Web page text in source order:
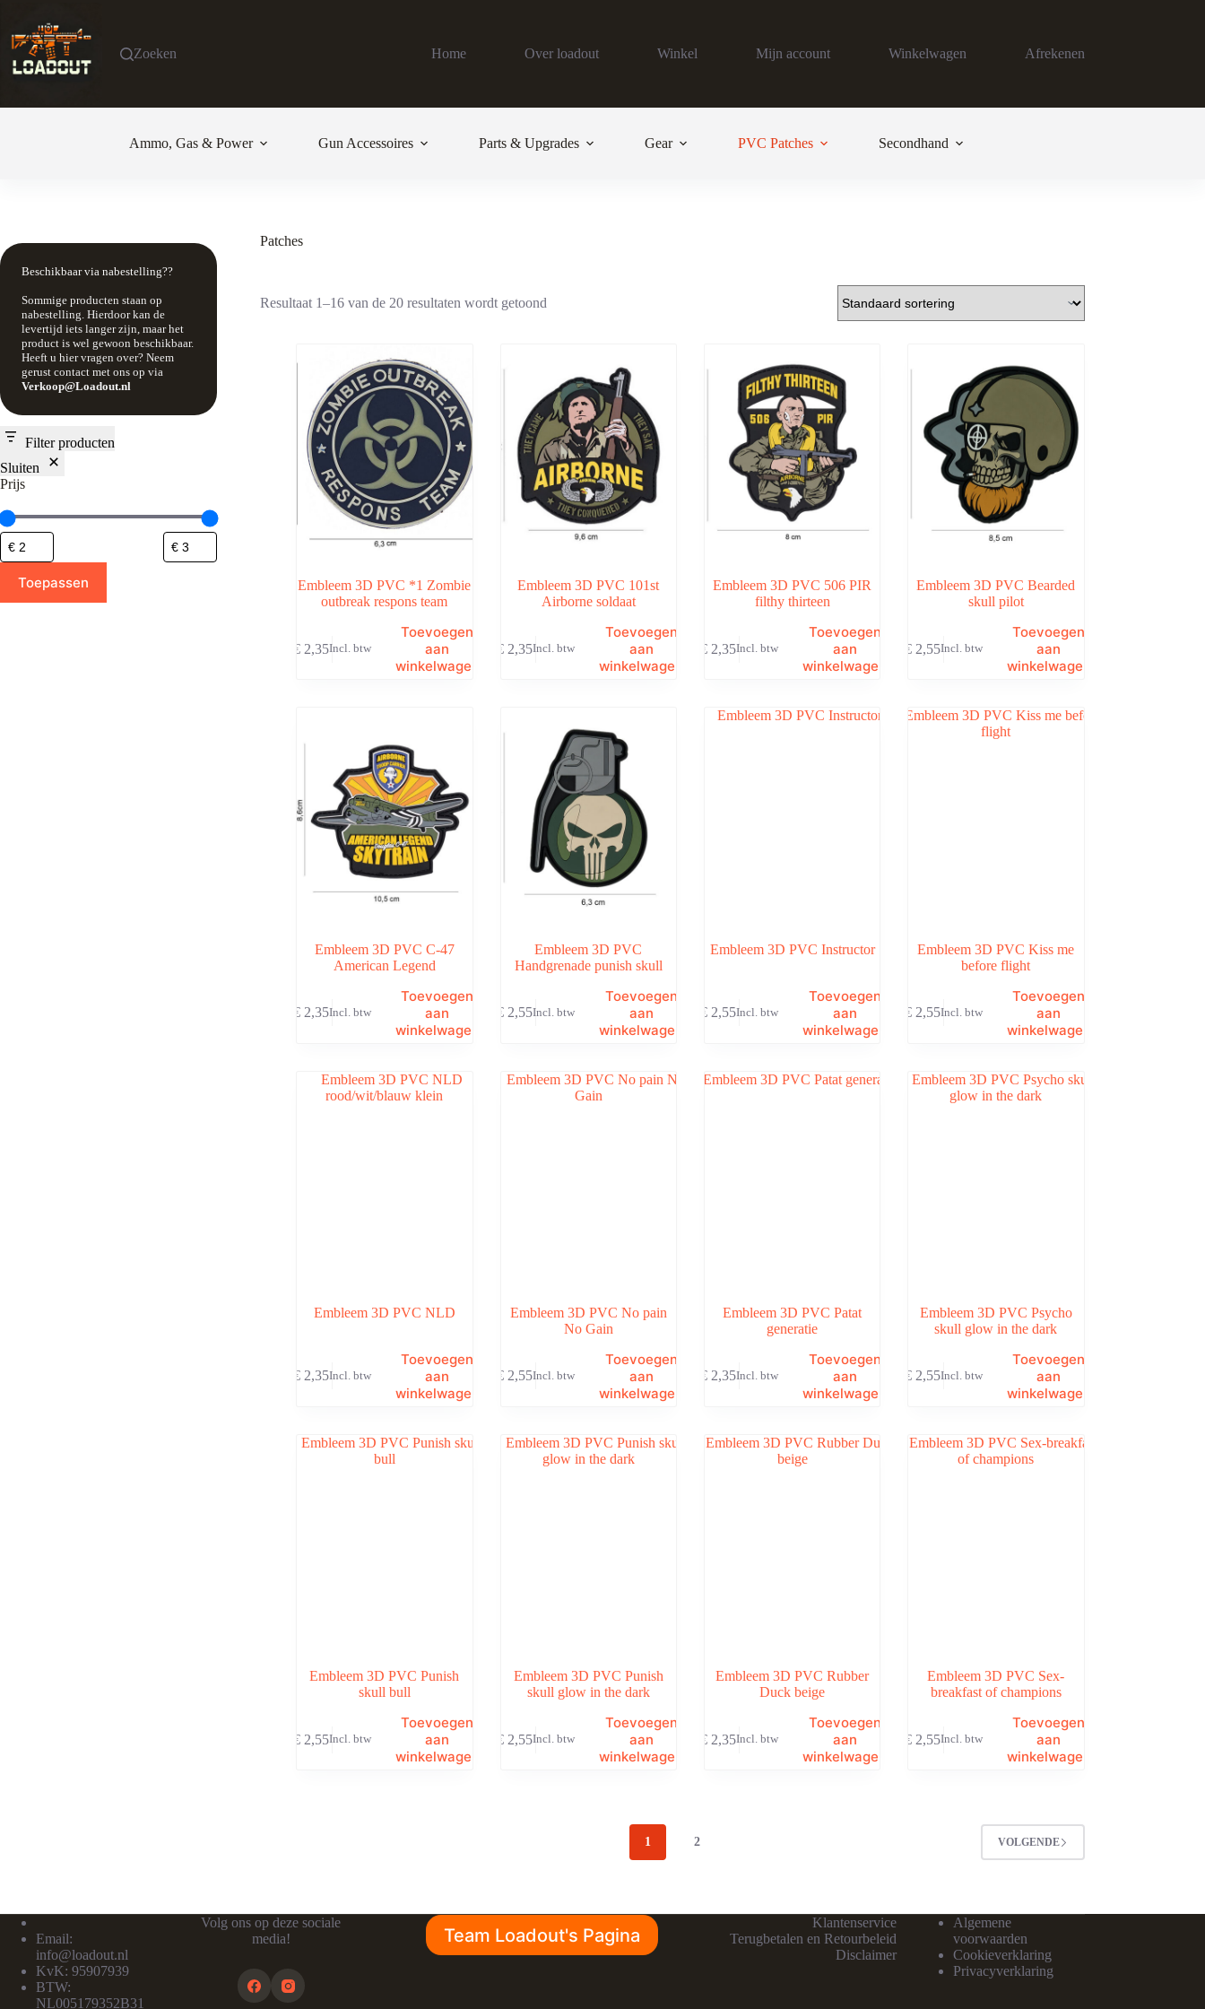
de
inhoud
Zoeken Home Over loadout Winkel Mijn account Winkelwagen Afrekenen
Ammo, Gas & Power Gun Accessoires Parts & Upgrades Gear PVC Patches Secondhand
Patches
Resultaat 1–16 van de 20 resultaten wordt getoond
Embleem 3D PVC *1 Zombie
outbreak respons team
€2,35Incl. btw
Toevoegen
aan
winkelwagen
Embleem 3D PVC 101st
Airborne soldaat
€2,35Incl. btw
Toevoegen
aan
winkelwagen
Embleem 3D PVC 506 PIR
filthy thirteen
€ 2,35Incl. btw
Toevoegen
aan
winkelwagen
Embleem 3D PVC Bearded
skull pilot
€2,55Incl. btw
Toevoegen
aan
winkelwagen
Embleem 3D PVC C-47
American Legend
€2,35Incl. btw
Toevoegen
aan
winkelwagen
Embleem 3D PVC
Handgrenade punish skull
€2,55Incl. btw
Toevoegen
aan
winkelwagen
Embleem 3D PVC Instructor
€ 2,55Incl. btw
Toevoegen
aan
winkelwagen
Embleem 3D PVC Kiss me
before flight
€2,55Incl. btw
Toevoegen
aan
winkelwagen
Embleem 3D PVC NLD
€2,35Incl. btw
Toevoegen
aan
winkelwagen
Embleem 3D PVC No pain
No Gain
€2,55Incl. btw
Toevoegen
aan
winkelwagen
Embleem 3D PVC Patat
generatie
€ 2,35Incl. btw
Toevoegen
aan
winkelwagen
Embleem 3D PVC Psycho
skull glow in the dark
€2,55Incl. btw
Toevoegen
aan
winkelwagen
Embleem 3D PVC Punish
skull bull
€2,55Incl. btw
Toevoegen
aan
winkelwagen
Embleem 3D PVC Punish
skull glow in the dark
€2,55Incl. btw
Toevoegen
aan
winkelwagen
Embleem 3D PVC Rubber
Duck beige
€ 2,35Incl. btw
Toevoegen
aan
winkelwagen
Embleem 3D PVC Sex-
breakfast of champions
€2,55Incl. btw
Toevoegen
aan
winkelwagen
1 2 VOLGENDE
Beschikbaar via nabestelling??
Sommige producten staan op
nabestelling. Hierdoor kan de
levertijd iets langer zijn, maar het
product is wel gewoon beschikbaar.
Heeft u hier vragen over? Neem
gerust contact met ons op via
Verkoop@Loadout.nl
Filter producten
Sluiten
Prijs
Toepassen
Email:
info@loadout.nl
KvK: 95907939
BTW:
NL005179352B31
Volg ons op deze sociale
media!
Team Loadout's Pagina
Klantenservice
Terugbetalen en Retourbeleid
Disclaimer
Algemene
voorwaarden
Cookieverklaring
Privacyverklaring